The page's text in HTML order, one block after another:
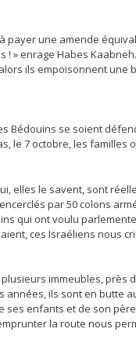
une amende
» enrage Habes
ils empoisonnent
Bédouins se soient
le 7 octobre, les familles
elles le savent, sont
par 50 colons
qui ont voulu
ces Israéliens nous
immeubles, près
ils sont en butte
enfants et de son
la route nous